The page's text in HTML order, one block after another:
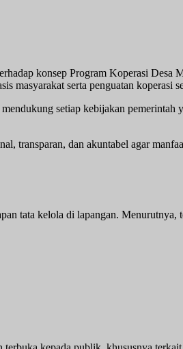
konsep Program Koperasi
masyarakat serta penguatan koperasi
setiap kebijakan pemerintah
transparan, dan akuntabel agar
tata kelola di lapangan.